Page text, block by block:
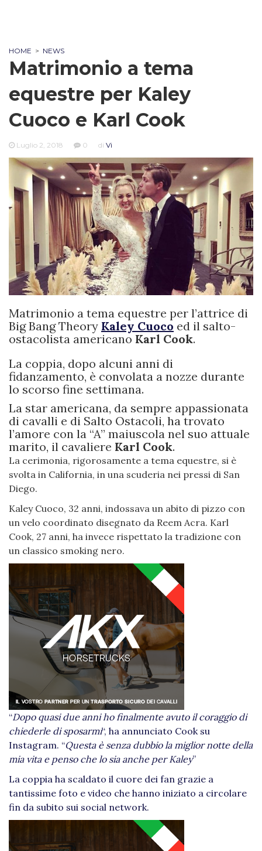
HOME > NEWS
Matrimonio a tema
equestre per Kaley
Cuoco e Karl Cook
Luglio 2, 2018 0 di Vi
Matrimonio a tema equestre per l’attrice di
Big Bang Theory Kaley Cuoco ed il salto-
ostacolista americano Karl Cook.
La coppia, dopo alcuni anni di
fidanzamento, è convolata a nozze durante
lo scorso fine settimana.
La star americana, da sempre appassionata
di cavalli e di Salto Ostacoli, ha trovato
l’amore con la “A” maiuscola nel suo attuale
marito, il cavaliere Karl Cook.
La cerimonia, rigorosamente a tema equestre, si è
svolta in California, in una scuderia nei pressi di San
Diego.
Kaley Cuoco, 32 anni, indossava un abito di pizzo con
un velo coordinato disegnato da Reem Acra. Karl
Cook, 27 anni, ha invece rispettato la tradizione con
un classico smoking nero.
“Dopo quasi due anni ho finalmente avuto il coraggio di
chiederle di sposarmi“, ha annunciato Cook su
Instagram. “Questa è senza dubbio la miglior notte della
mia vita e penso che lo sia anche per Kaley”
La coppia ha scaldato il cuore dei fan grazie a
tantissime foto e video che hanno iniziato a circolare
fin da subito sui social network.